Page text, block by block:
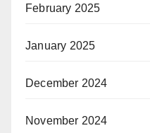
February 2025
January 2025
December 2024
November 2024